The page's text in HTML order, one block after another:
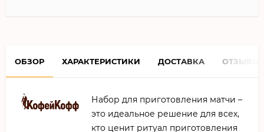
ОБЗОР ХАРАКТЕРИСТИКИ ДОСТАВКА ОТЗЫВЫ
Набор для приготовления матчи –
это идеальное решение для всех,
кто ценит ритуал приготовления